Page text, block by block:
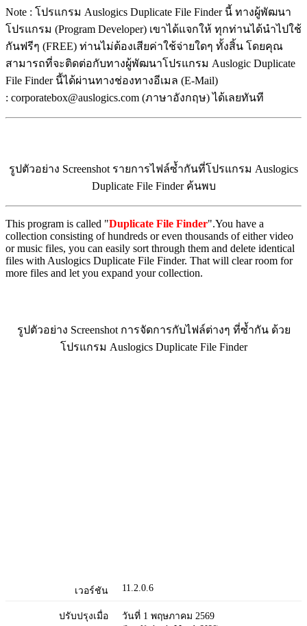
Note : โปรแกรม Auslogics Duplicate File Finder นี้ ทางผู้พัฒนา
โปรแกรม (Program Developer) เขาได้แจกให้ ทุกท่านได้นำไปใช้
กันฟรีๆ (FREE) ท่านไม่ต้องเสียค่าใช้จ่ายใดๆ ทั้งสิ้น โดยคุณ
สามารถที่จะติดต่อกับทางผู้พัฒนาโปรแกรม Auslogic Duplicate
File Finder นี้ได้ผ่านทางช่องทางอีเมล (E-Mail)
: corporatebox@auslogics.com (ภาษาอังกฤษ) ได้เลยทันที
รูปตัวอย่าง Screenshot รายการไฟล์ซ้ำกันที่โปรแกรม Auslogics
Duplicate File Finder ค้นพบ
This program is called "Duplicate File Finder".You have a
collection consisting of hundreds or even thousands of either video
or music files, you can easily sort through them and delete identical
files with Auslogics Duplicate File Finder. That will clear room for
more files and let you expand your collection.
รูปตัวอย่าง Screenshot การจัดการกับไฟล์ต่างๆ ที่ซ้ำกัน ด้วย
โปรแกรม Auslogics Duplicate File Finder
เวอร์ชัน 11.2.0.6
ปรับปรุงเมื่อ วันที่ 1 พฤษภาคม 2569